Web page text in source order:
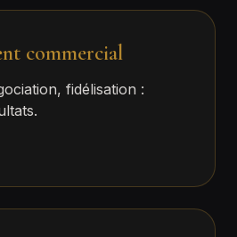
commercial
fidélisation :